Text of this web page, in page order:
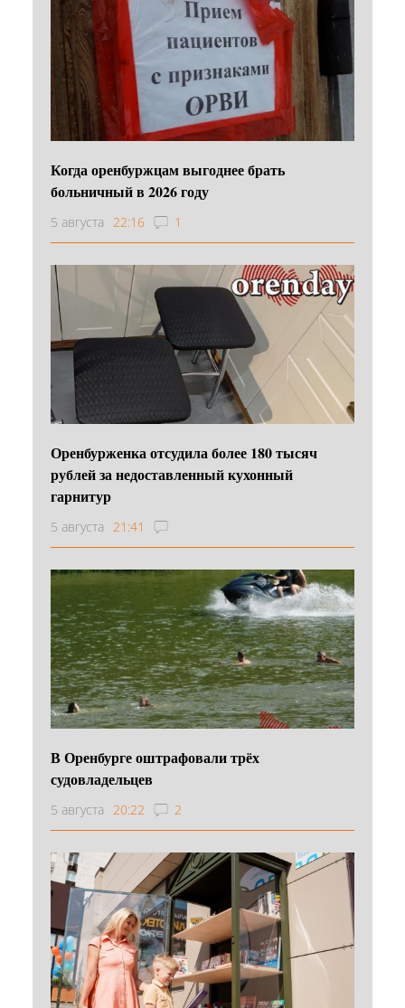
Когда оренбуржцам выгоднее брать
больничный в 2026 году
5 августа 22:16 1
Оренбурженка отсудила более 180 тысяч
рублей за недоставленный кухонный
гарнитур
5 августа 21:41
В Оренбурге оштрафовали трёх
судовладельцев
5 августа 20:22 2